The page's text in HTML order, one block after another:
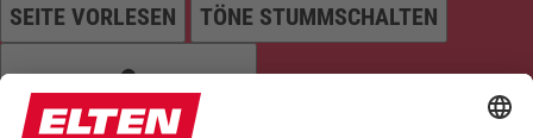
SEITE VORLESEN TÖNE STUMMSCHALTEN